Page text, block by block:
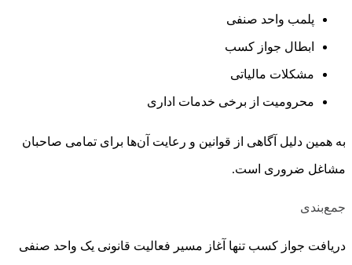
پلمب واحد صنفی
ابطال جواز کسب
مشکلات مالیاتی
محرومیت از برخی خدمات اداری
به همین دلیل آگاهی از قوانین و رعایت آن‌ها برای تمامی صاحبان
مشاغل ضروری است.
جمع‌بندی
دریافت جواز کسب تنها آغاز مسیر فعالیت قانونی یک واحد صنفی